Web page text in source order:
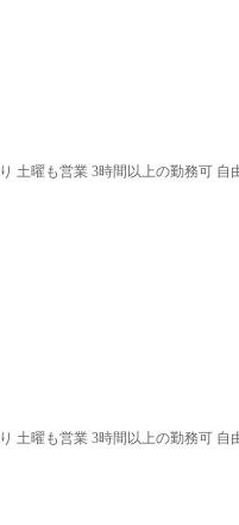
土曜も営業 3時間以上の勤務可 自
土曜も営業 3時間以上の勤務可 自